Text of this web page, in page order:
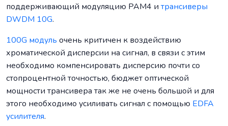
поддерживающий модуляцию PAM4 и трансиверы
DWDM 10G.
100G модуль очень критичен к воздействию
хроматической дисперсии на сигнал, в связи с этим
необходимо компенсировать дисперсию почти со
стопроцентной точностью, бюджет оптической
мощности трансивера так же не очень большой и для
этого необходимо усиливать сигнал с помощью EDFA
усилителя.